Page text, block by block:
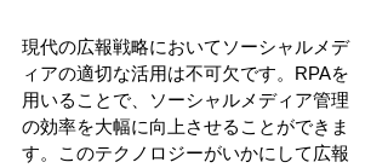
現代の広報戦略においてソーシャルメデ
ィアの適切な活用は不可欠です。RPAを
用いることで、ソーシャルメディア管理
の効率を大幅に向上させることができま
す。このテクノロジーがいかにして広報